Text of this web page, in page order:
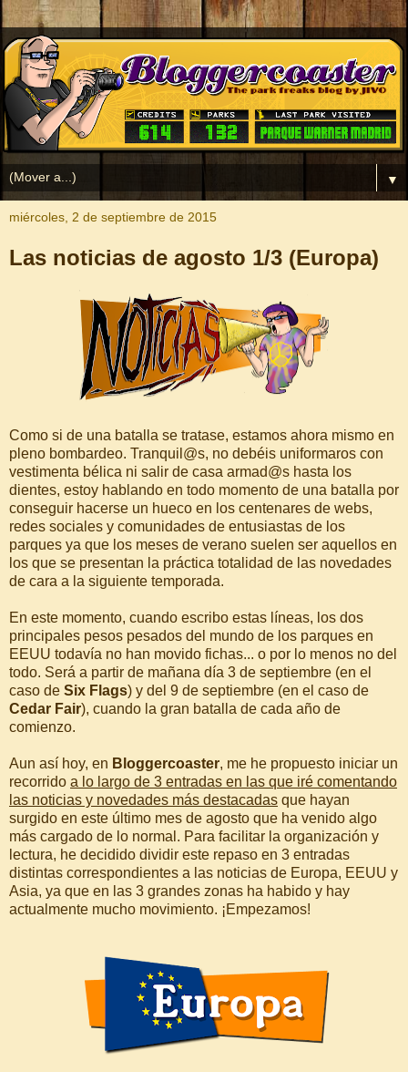
▼
miércoles, 2 de septiembre de 2015
Las noticias de agosto 1/3 (Europa)
Como si de una batalla se tratase, estamos ahora mismo en
pleno bombardeo. Tranquil@s, no debéis uniformaros con
vestimenta bélica ni salir de casa armad@s hasta los
dientes, estoy hablando en todo momento de una batalla por
conseguir hacerse un hueco en los centenares de webs,
redes sociales y comunidades de entusiastas de los
parques ya que los meses de verano suelen ser aquellos en
los que se presentan la práctica totalidad de las novedades
de cara a la siguiente temporada.
En este momento, cuando escribo estas líneas, los dos
principales pesos pesados del mundo de los parques en
EEUU todavía no han movido fichas... o por lo menos no del
todo. Será a partir de mañana día 3 de septiembre (en el
caso de Six Flags) y del 9 de septiembre (en el caso de
Cedar Fair), cuando la gran batalla de cada año de
comienzo.
Aun así hoy, en Bloggercoaster, me he propuesto iniciar un
recorrido a lo largo de 3 entradas en las que iré comentando
las noticias y novedades más destacadas que hayan
surgido en este último mes de agosto que ha venido algo
más cargado de lo normal. Para facilitar la organización y
lectura, he decidido dividir este repaso en 3 entradas
distintas correspondientes a las noticias de Europa, EEUU y
Asia, ya que en las 3 grandes zonas ha habido y hay
actualmente mucho movimiento. ¡Empezamos!